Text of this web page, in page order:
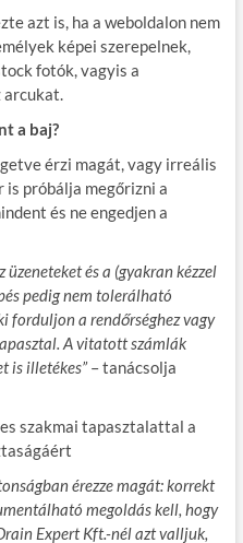
azt is, ha a weboldalon nem
képei szerepelnek,
fotók, vagyis a
arcukat.
a baj?
érzi magát, vagy irreális
próbálja megőrizni a
és ne engedjen a
üzeneteket és a (gyakran kézzel
pedig nem tolerálható
forduljon a rendőrséghez vagy
A vitatott számlák
is illetékes”– tanácsolja
szakmai tapasztalattal a
érezze magát: korrekt
megoldás kell, hogy
Expert Kft.-nél azt valljuk,